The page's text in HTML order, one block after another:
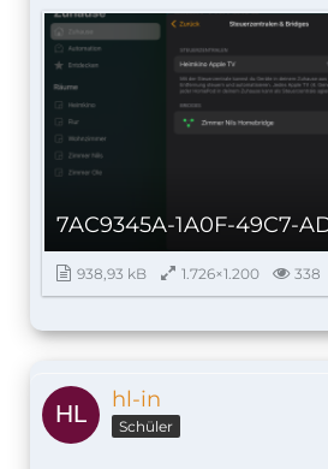
938,93 kB 1.726×1.200 338
hl-in
Schüler